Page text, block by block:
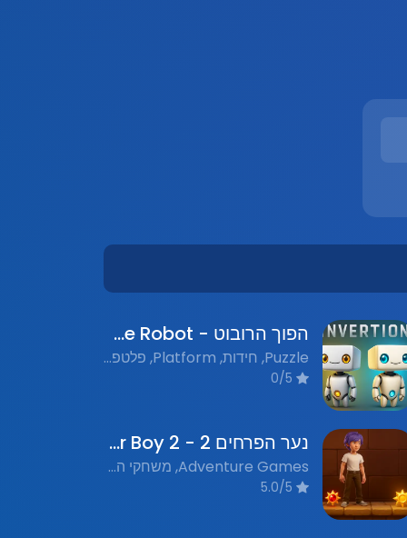
הפוך הרובוט - Flip the Robot
Puzzle, חידות, Platform, פלטפורמות, Nostalgic Flash Games, משחקי פלאש נוסטלגים
נער הפרחים 2 - Flower Boy 2
Adventure Games, משחקי הרפתקאות, Platformer, משחקי פלטפורמה, Flash Games, משחקי פלאש נוסטלגים